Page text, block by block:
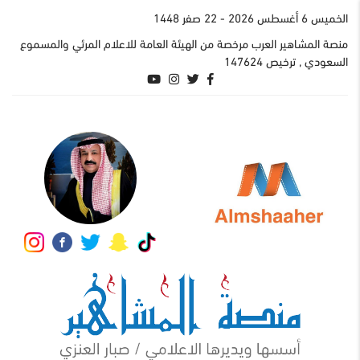
الخميس 6 أغسطس 2026
- 22 صفر 1448
منصة المشاهير العرب مرخصة من الهيئة العامة للاعلام المرئي والمسموع
السعودي , ترخيص 147624